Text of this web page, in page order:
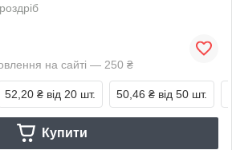
на сайті — 250 ₴
52,20 ₴ від 20 шт. 50,46 ₴ від 50 шт.
Купити